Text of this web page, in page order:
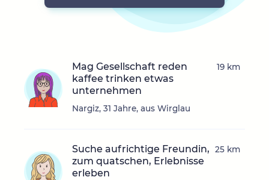
Mag Gesellschaft reden
kaffee trinken etwas
unternehmen
Nargiz, 31 Jahre, aus Wirglau
19 km
Suche aufrichtige Freundin,
zum quatschen, Erlebnisse
erleben
25 km